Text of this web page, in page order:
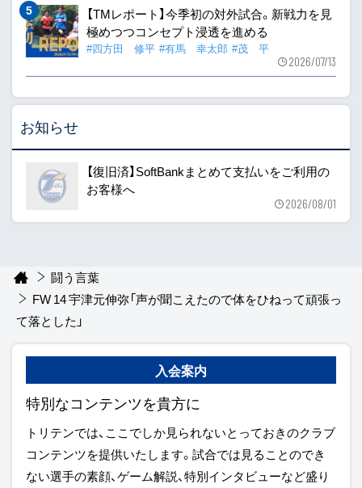
【TMレポート】今季初の対外試合。新戦力を見
極めつつコンセプト浸透を進める
#四方田 修平 #有馬 幸太郎 #茂 平
2026/07/13
お知らせ
【復旧済】SoftBankまとめて支払いをご利用の
お客様へ
2026/08/01
闘う言葉
FW 14 宇津元伸弥「声が聞こえたので体をひねって頑張っ
て落とした」
入会案内
特別なコンテンツを貴方に
トリテンでは、ここでしか見られないとっておきのクラブ
コンテンツを提供いたします。試合では見ることのでき
ない選手の素顔、ゲーム解説、特別インタビューなど盛り